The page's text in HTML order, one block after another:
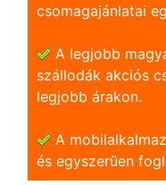
csomagajánlatai
A legjobb
szállodák akciós
legjobb árakon.
A
és egyszerũen